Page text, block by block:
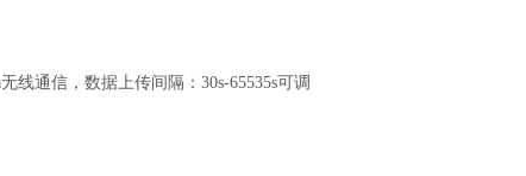
线通信，数据上传间隔：30s-65535s可调